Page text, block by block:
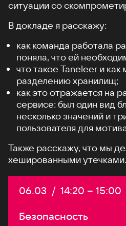
ситуации со
В докладе я расскажу:
как команда работала
поняла, что ей
что такое Taneleer и
разделению хранилищ;
как это отражается на
сервисе: был один вид
несколько значений и
пользователя для
Также расскажу, что мы
хешированными утечками.
Дата:
06.03 / Начало:
14:20 – Конец:
15:00
Безопасность